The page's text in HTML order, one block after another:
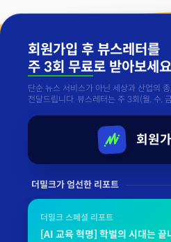
회원가입 후 뷰스레터를
주 3회 무료로 받아보세
단순 뉴스 서비스가 아닌 세상과 산업의
전달드립니다. 뷰스레터는 주 3회(월, 수,
회원
더밀크가 엄선한 리포트
더밀크 스페셜 리포트
[AI 교육 혁명] 학벌의 시대는 끝